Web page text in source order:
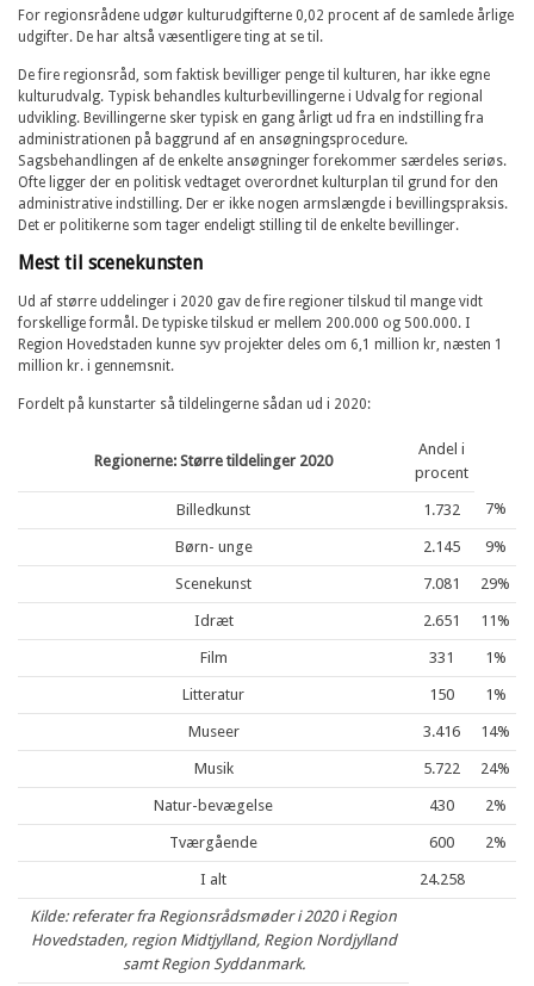
For regionsrådene udgør kulturudgifterne 0,02 procent af de samlede årlige
udgifter. De har altså væsentligere ting at se til.
De fire regionsråd, som faktisk bevilliger penge til kulturen, har ikke egne
kulturudvalg. Typisk behandles kulturbevillingerne i Udvalg for regional
udvikling. Bevillingerne sker typisk en gang årligt ud fra en indstilling fra
administrationen på baggrund af en ansøgningsprocedure.
Sagsbehandlingen af de enkelte ansøgninger forekommer særdeles seriøs.
Ofte ligger der en politisk vedtaget overordnet kulturplan til grund for den
administrative indstilling. Der er ikke nogen armslængde i bevillingspraksis.
Det er politikerne som tager endeligt stilling til de enkelte bevillinger.
Mest til scenekunsten
Ud af større uddelinger i 2020 gav de fire regioner tilskud til mange vidt
forskellige formål. De typiske tilskud er mellem 200.000 og 500.000. I
Region Hovedstaden kunne syv projekter deles om 6,1 million kr, næsten 1
million kr. i gennemsnit.
Fordelt på kunstarter så tildelingerne sådan ud i 2020:
Regionerne: Større tildelinger 2020
Andel i
procent
Billedkunst 1.732 7%
Børn- unge 2.145 9%
Scenekunst 7.081 29%
Idræt 2.651 11%
Film 331 1%
Litteratur 150 1%
Museer 3.416 14%
Musik 5.722 24%
Natur-bevægelse 430 2%
Tværgående 600 2%
I alt 24.258
Kilde: referater fra Regionsrådsmøder i 2020 i Region
Hovedstaden, region Midtjylland, Region Nordjylland
samt Region Syddanmark.